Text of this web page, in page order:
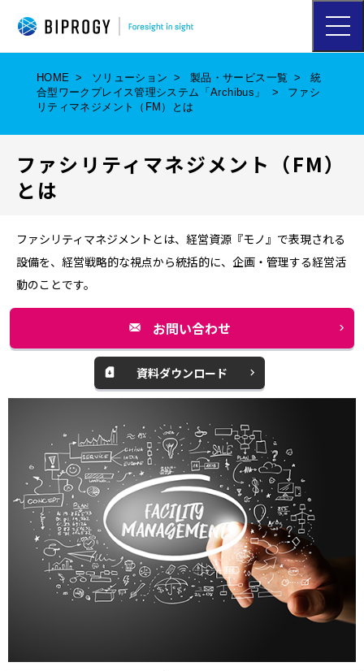
ハ
ン
ニ
ー
HOME ソリューション 製品・サービス一覧
統
合型ワークプレイス管理システム「Archibus」
ファシ
リティマネジメント（FM）とは
ファシリティマネジメント（FM）
とは
ファシリティマネジメントとは、経営資源『モノ』で表現される
設備を、経営戦略的な視点から統括的に、企画・管理する経営活
動のことです。
お問い合わせ
ウ
ィ
ド
ウ
で
開
く
資料ダウンロード
ウ
ィ
ン
ド
ウ
で
開
く